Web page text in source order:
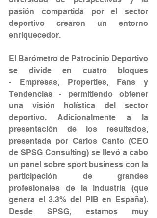
pasión compartida por el sector
deportivo crearon un entorno
enriquecedor.
El Barómetro de Patrocinio Deportivo
se divide en cuatro bloques
- Empresas, Properties, Fans y
Tendencias - permitiendo obtener
una visión holística del sector
deportivo. Adicionalmente a la
presentación de los resultados,
presentada por Carlos Canto (CEO
de SPSG Consulting) se llevó a cabo
un panel sobre sport business con la
participación de grandes
profesionales de la industria (que
genera el 3.3% del PIB en España).
Desde SPSG, estamos muy